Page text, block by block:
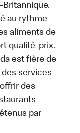
Britannique.
au rythme
aliments de
qualité-prix.
est fière de
services
des
par